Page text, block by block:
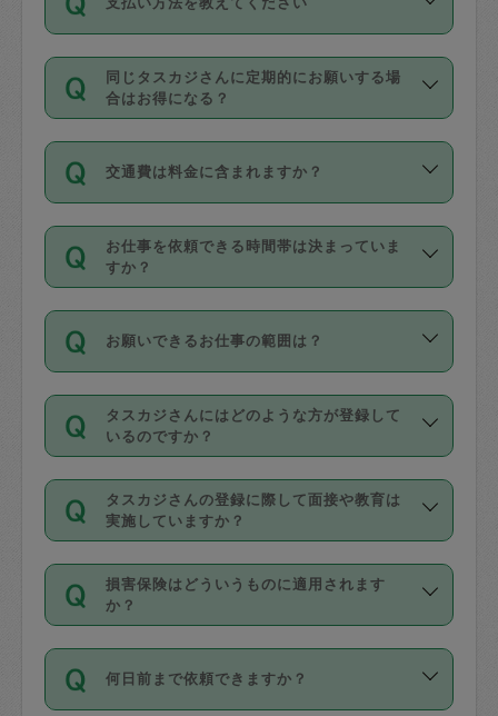
の上事前申請することが必要です。な
お、3時間を下回っても、値引き等はござ
いません。
身が価格を選んで設定しています。
タスカジさんの価格設定には最初は制限
があり、レビュー件数、レビューの平均
値、などで除々に設定可能な最高額が上
がっていく仕組みになっています。
お支払方法はクレジットカード（Visa／
Master／JCB／AMERICAN EXPRESS／
Diners Club）のみとなります。
を行う際にご入力ください。プロフィー
ル登録時にはご入力いただかなくても大
丈夫です。
デビットカード・プリペイドカード（Vプ
リカ、au WALLETなど）は支払にはご利
銀行振込や現金払いも対応していませ
なお、タスカジさんの交通費も、依頼料
金のご請求と合わせてお支払いとなりま
動計算で表示されます。
同じタスカジさんに定期的にお願いする場
合はお得になる？
依頼には「スポット」と「定期（毎週｜
隔週）」があり、「定期」の依頼は「ス
ポット」よりお得な料金でご利用できま
す。
定期の最低利用回数は設けていない代わ
りに、一定数を超えたキャンセルは有償
（例：毎週定期の場合は３回以上のキャ
ンセルが有償（1200円、隔週定期の場合
は２回以上のキャンセルが有償（1200
交通費は料金に含まれますか？
交通費は依頼料金とは別途発生し、依頼
料金のご請求と合わせてお支払いとなり
ます。交通費の金額は「依頼の詳細」に
お仕事を依頼できる時間帯は決まっていま
すか？
時間帯は3種類あります。いずれも１回あ
たり３時間です。
・ＡＭ ９時～１２時
・ＰＭ １３時～１６時
・夜 １８時～２１時
開始時間を２時間前後変更することが可
能です。依頼送信後、個別にタスカジさ
んにメッセージを送り調整してくださ
い。ただし、２時間を越えての調整はで
時間も被らない場合、損害保険の対象外
お願いできるお仕事の範囲は？
掃除、整理収納、洗濯、買い物、料理、
作り置きです。タスカジさんによってで
きる仕事の範囲が異なりますので、依頼
する前にタスカジさんのプロフィールで
確認してください。
基本的に、高所での作業や危険作業、屋
外での作業は対象外です。
タスカジさんにはどのような方が登録して
いるのですか？
主婦として長年の家事経験をお持ちの
方、栄養士・調理師といった資格者で保
育園や学校の給食やレストランで料理関
係の専門職に従事されていた方、日本で
すでにハウスキーパーや英語の先生とし
てお仕事をしているフィリピン出身の
社員など様々なバックグラウンドの方が
タスカジさんの登録に際して面接や教育は
実施していますか？
応募の際に、各自事務局との面接と説明
を行っています。その後、身分証明書の
写真提出をしていただいています。外国
確認しています。タスカジさんトレーニ
損害保険はどういうものに適用されます
か？
依頼者とタスカジさんとの間でタスカジ
を通して成立した作業時間内での作業に
何日前まで依頼できますか？